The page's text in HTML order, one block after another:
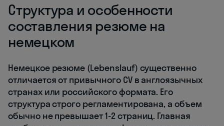
Структура и особенности
составления резюме на
немецком
Немецкое резюме (Lebenslauf) существенно
отличается от привычного CV в англоязычных
странах или российского формата. Его
структура строго регламентирована, а объем
обычно не превышает 1-2 страниц. Главная